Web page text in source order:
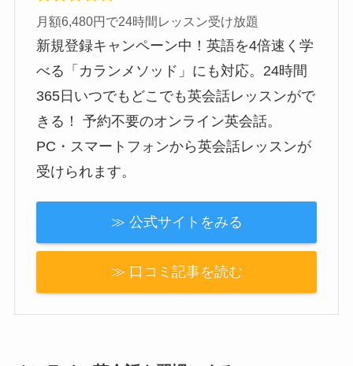
月額6,480円で24時間レッスン受け放題
新規登録キャンペーン中！英語を4倍速く学
べる「カランメソッド」にも対応。24時間
365日いつでもどこでも英会話レッスンがで
きる！ 予約不要のオンライン英会話。
PC・スマートフォンから英会話レッスンが
受けられます。
≫ 公式サイトをみる
≫ 口コミ記事を読む